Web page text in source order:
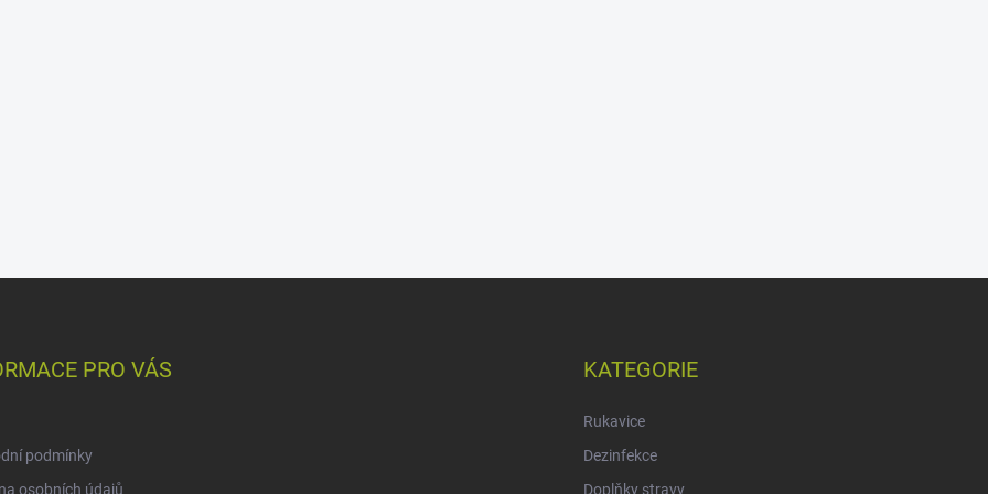
PRO VÁS
podmínky
osobních údajů
KATEGORIE
Rukavice
Dezinfekce
Doplňky stravy